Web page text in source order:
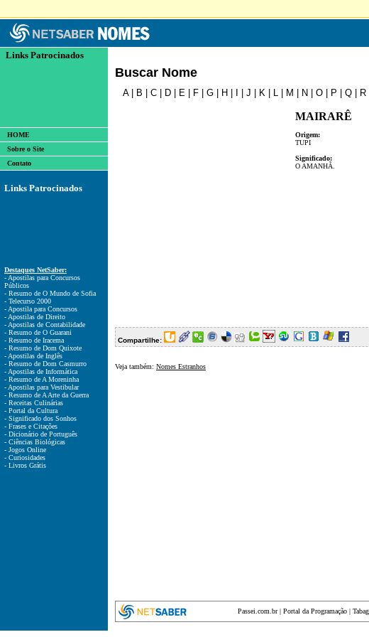
Links Patrocinados
HOME
Sobre o Site
Contato
Links Patrocinados
Destaques NetSaber:
- Apostilas para Concursos
Públicos
- Resumo de O Mundo de Sofia
- Telecurso 2000
- Apostila para Concursos
- Apostilas de Direito
- Apostilas de Contabilidade
- Resumo de O Guarani
- Resumo de Iracema
- Resumo de Dom Quixote
- Apostilas de Inglês
- Resumo de Dom Casmurro
- Apostilas de Informática
- Resumo de A Moreninha
- Apostilas para Vestibular
- Resumo de A Arte da Guerra
- Receitas Culinárias
- Portal da Cultura
- Significado dos Sonhos
- Frases e Citações
- Dicionário de Português
- Ciências Biológicas
- Jogos Online
- Curiosidades
- Livros Grátis
Buscar Nome
A| B C D E F G H J K L M N O P Q R
MAIRARÊ
Origem:
TUPI
Significado:
O AMANHÃ.
Compartilhe:
Veja também: Nomes Estranhos
Passei.com.br| Portal da Programação|